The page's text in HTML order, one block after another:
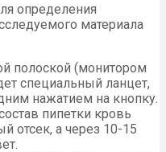
определения
материала
полоской (монитором
специальный ланцет,
нажатием на кнопку.
пипетки кровь
отсек, а через 10-15